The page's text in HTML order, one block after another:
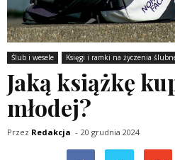
Ślub i wesele Księgi i ramki na życzenia
Jaką książkę
młodej?
Przez Redakcja - 20 grudnia 2024